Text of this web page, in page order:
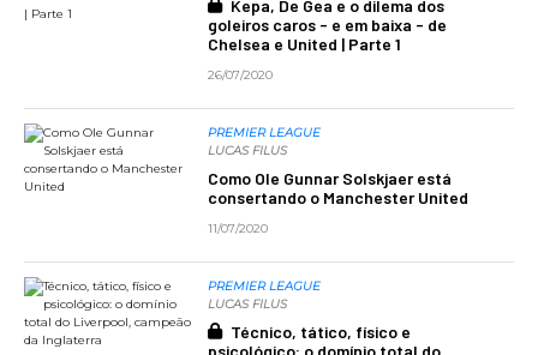
Kepa, De Gea e o dilema dos
goleiros caros - e em baixa - de
Chelsea e United | Parte 1
26/07/2020
PREMIER LEAGUE
LUCAS FILUS
Como Ole Gunnar Solskjaer está
consertando o Manchester United
11/07/2020
PREMIER LEAGUE
LUCAS FILUS
Técnico, tático, físico e
psicológico: o domínio total do